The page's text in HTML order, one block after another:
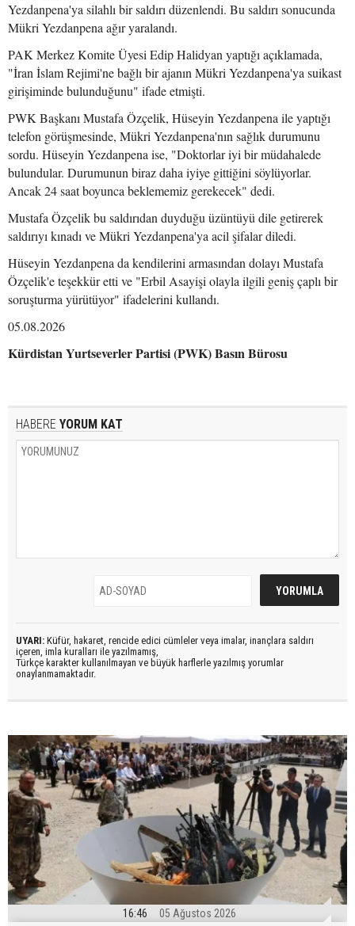
Yezdanpena'ya silahlı bir saldırı düzenlendi. Bu saldırı sonucunda
Mükri Yezdanpena ağır yaralandı.
PAK Merkez Komite Üyesi Edip Halidyan yaptığı açıklamada,
"İran İslam Rejimi'ne bağlı bir ajanın Mükri Yezdanpena'ya suikast
girişiminde bulunduğunu" ifade etmişti.
PWK Başkanı Mustafa Özçelik, Hüseyin Yezdanpena ile yaptığı
telefon görüşmesinde, Mükri Yezdanpena'nın sağlık durumunu
sordu. Hüseyin Yezdanpena ise, "Doktorlar iyi bir müdahalede
bulundular. Durumunun biraz daha iyiye gittiğini söylüyorlar.
Ancak 24 saat boyunca beklememiz gerekecek" dedi.
Mustafa Özçelik bu saldırıdan duyduğu üzüntüyü dile getirerek
saldırıyı kınadı ve Mükri Yezdanpena'ya acil şifalar diledi.
Hüseyin Yezdanpena da kendilerini armasından dolayı Mustafa
Özçelik'e teşekkür etti ve "Erbil Asayişi olayla ilgili geniş çaplı bir
soruşturma yürütüyor" ifadelerini kullandı.
05.08.2026
Kürdistan Yurtseverler Partisi (PWK) Basın Bürosu
HABERE YORUM KAT
UYARI: Küfür, hakaret, rencide edici cümleler veya imalar, inançlara saldırı
içeren, imla kuralları ile yazılmamış,
Türkçe karakter kullanılmayan ve büyük harflerle yazılmış yorumlar
onaylanmamaktadır.
16:46 05 Ağustos 2026